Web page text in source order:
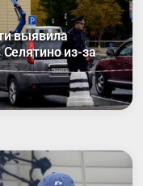
выявила
из-за